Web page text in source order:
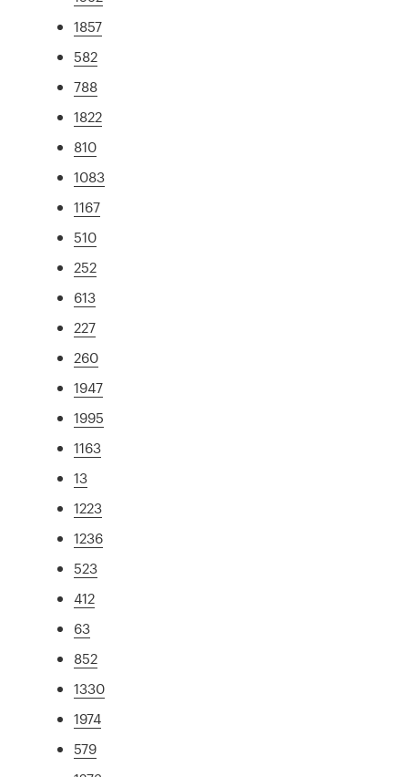
1857
582
788
1822
810
1083
1167
510
252
613
227
260
1947
1995
1163
13
1223
1236
523
412
63
852
1330
1974
579